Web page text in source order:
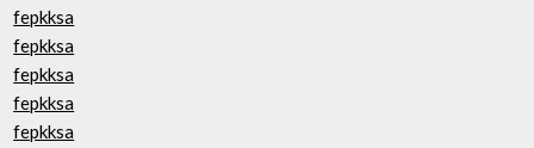
fepkksa
fepkksa
fepkksa
fepkksa
fepkksa